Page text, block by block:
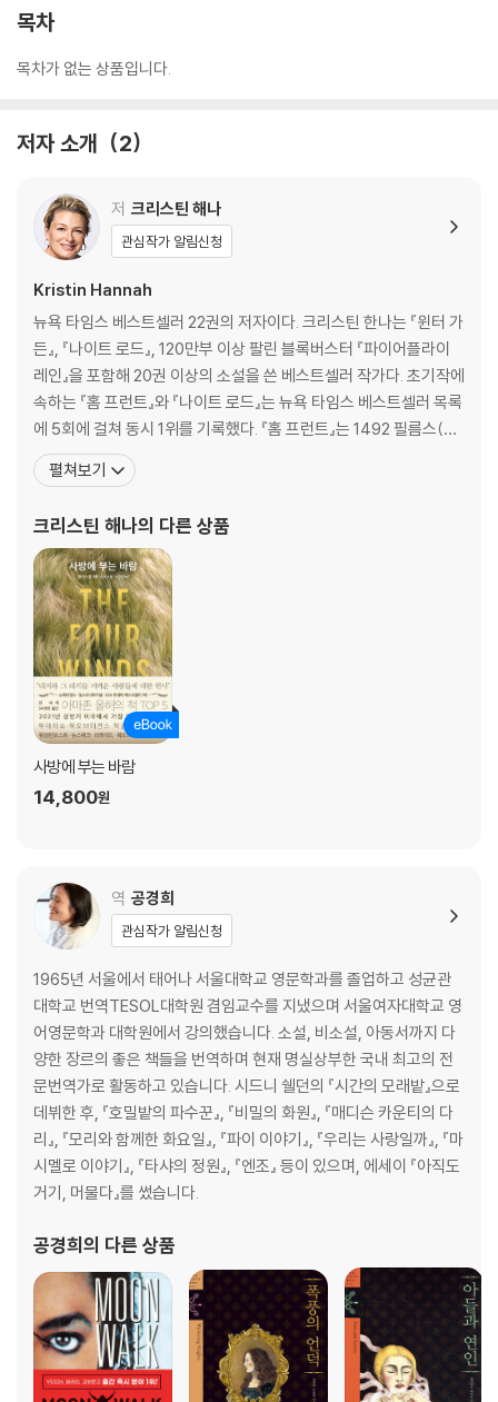
목차
목차가 없는 상품입니다.
저자 소개 2
저 크리스틴 해나
관심작가 알림신청
Kristin Hannah
뉴욕 타임스 베스트셀러 22권의 저자이다. 크리스틴 한나는 『윈터 가
든』, 『나이트 로드』, 120만부 이상 팔린 블록버스터 『파이어플라이
레인』을 포함해 20권 이상의 소설을 쓴 베스트셀러 작가다. 초기작에
속하는 『홈 프런트』와 『나이트 로드』는 뉴욕 타임스 베스트셀러 목록
에 5회에 걸쳐 동시 1위를 기록했다. 『홈 프런트』는 1492 필름스(오
스카상 후보인‘헬프’제작)가 영화화할 예정이다. 『나이팅게일』로 뉴
욕 타임스 베스트셀러 1위와 2015년 아마존 최고의 책, ‘굿리즈 초이
베스트 오디오 상
펼쳐보기
크리스틴 해나의 다른 상품
사방에 부는 바람
14,800원
역 공경희
관심작가 알림신청
1965년 서울에서 태어나 서울대학교 영문학과를 졸업하고 성균관
대학교 번역TESOL대학원 겸임교수를 지냈으며 서울여자대학교 영
어영문학과 대학원에서 강의했습니다. 소설, 비소설, 아동서까지 다
양한 장르의 좋은 책들을 번역하며 현재 명실상부한 국내 최고의 전
문번역가로 활동하고 있습니다. 시드니 쉘던의 『시간의 모래밭』으로
데뷔한 후, 『호밀밭의 파수꾼』, 『비밀의 화원』, 『매디슨 카운티의 다
리』, 『모리와 함께한 화요일』, 『파이 이야기』, 『우리는 사랑일까』, 『마
시멜로 이야기』, 『타샤의 정원』, 『엔조』 등이 있으며, 에세이 『아직도
거기, 머물다』를 썼습니다.
공경희의 다른 상품